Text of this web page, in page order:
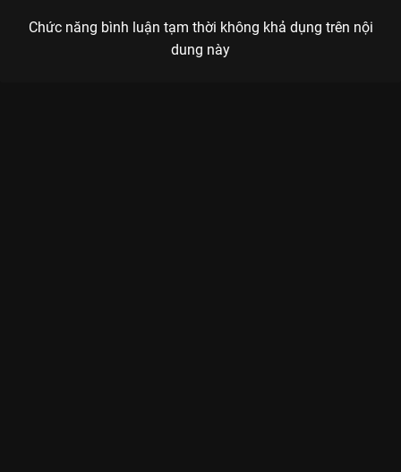
Chức năng bình luận tạm thời không khả dụng trên nội
dung này